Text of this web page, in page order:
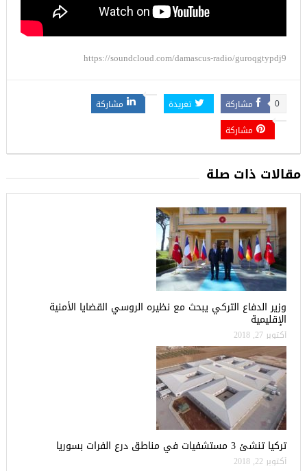
https://soundcloud.com/damascus-radio/guroqgtypdj9
مشاركة 0 تغريدة
مشاركة
مشاركة
مقالات ذات صلة
وزير الدفاع التركي يبحث مع نظيره الروسي القضايا الأمنية
الإقليمية
أكتوبر 27, 2018
تركيا تنشئ 3 مستشفيات في مناطق درع الفرات بسوريا
أكتوبر 22, 2018